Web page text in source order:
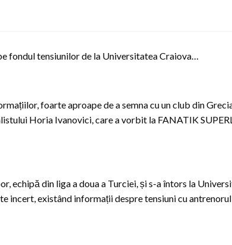
fondul tensiunilor de la Universitatea Craiova…
foarte aproape de a semna cu un club din
Horia Ivanovici, care a vorbit la FANATIK
echipă din liga a doua a Turciei, și s-a întors la
incert, existând informații despre tensiuni cu